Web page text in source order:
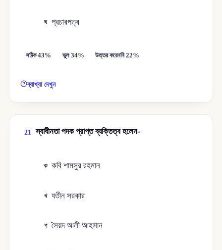
ঘ প্রচারপত্র
সঠিক 43% ভুল 34% উত্তর করেননি 22%
ব্যাখ্যা দেখুন
21 স্বাধীনতা পদক প্রাপ্ত ব্যক্তিত্ব হলেন-
ক কবি শামসুর রহমান
খ যতীন সরকার
গ সৈয়দ আলী আহসান